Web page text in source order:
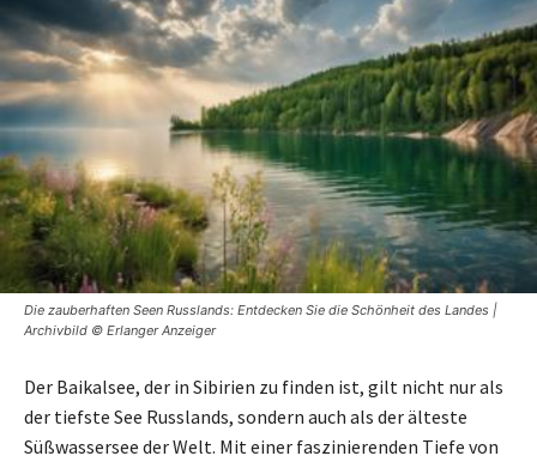
Die zauberhaften Seen Russlands: Entdecken Sie die Schönheit des Landes |
Archivbild © Erlanger Anzeiger
Der Baikalsee, der in Sibirien zu finden ist, gilt nicht nur als
der tiefste See Russlands, sondern auch als der älteste
Süßwassersee der Welt. Mit einer faszinierenden Tiefe von